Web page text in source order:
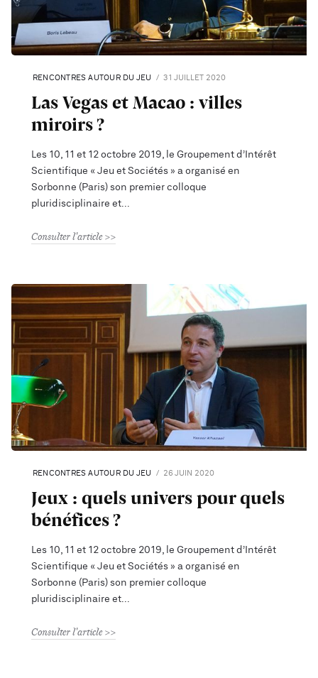
RENCONTRES AUTOUR DU JEU 31 JUILLET 2020
Las Vegas et Macao : villes
miroirs ?
Les 10, 11 et 12 octobre 2019, le Groupement d’Intérêt
Scientifique « Jeu et Sociétés » a organisé en
Sorbonne (Paris) son premier colloque
pluridisciplinaire et
Consulter l'article
RENCONTRES AUTOUR DU JEU 26 JUIN 2020
Jeux : quels univers pour quels
bénéfices ?
Les 10, 11 et 12 octobre 2019, le Groupement d’Intérêt
Scientifique « Jeu et Sociétés » a organisé en
Sorbonne (Paris) son premier colloque
pluridisciplinaire et
Consulter l'article